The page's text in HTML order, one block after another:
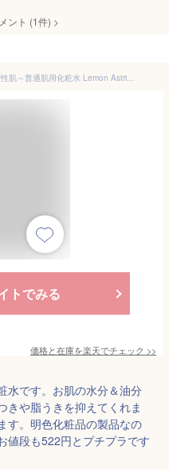
ント (1件) >
明色 レモンアストリンゼン 165ml 脂性肌～普通肌用化粧水 Lemon Astringent 明色化粧品(MEISHOKU) 明色シリーズ
トでみる
価格と在庫を楽天でチェック >>
水です。お肌の水分＆油分
きや脂うきを抑えてくれま
す。明色化粧品の製品なの
値段も522円とプチプラです